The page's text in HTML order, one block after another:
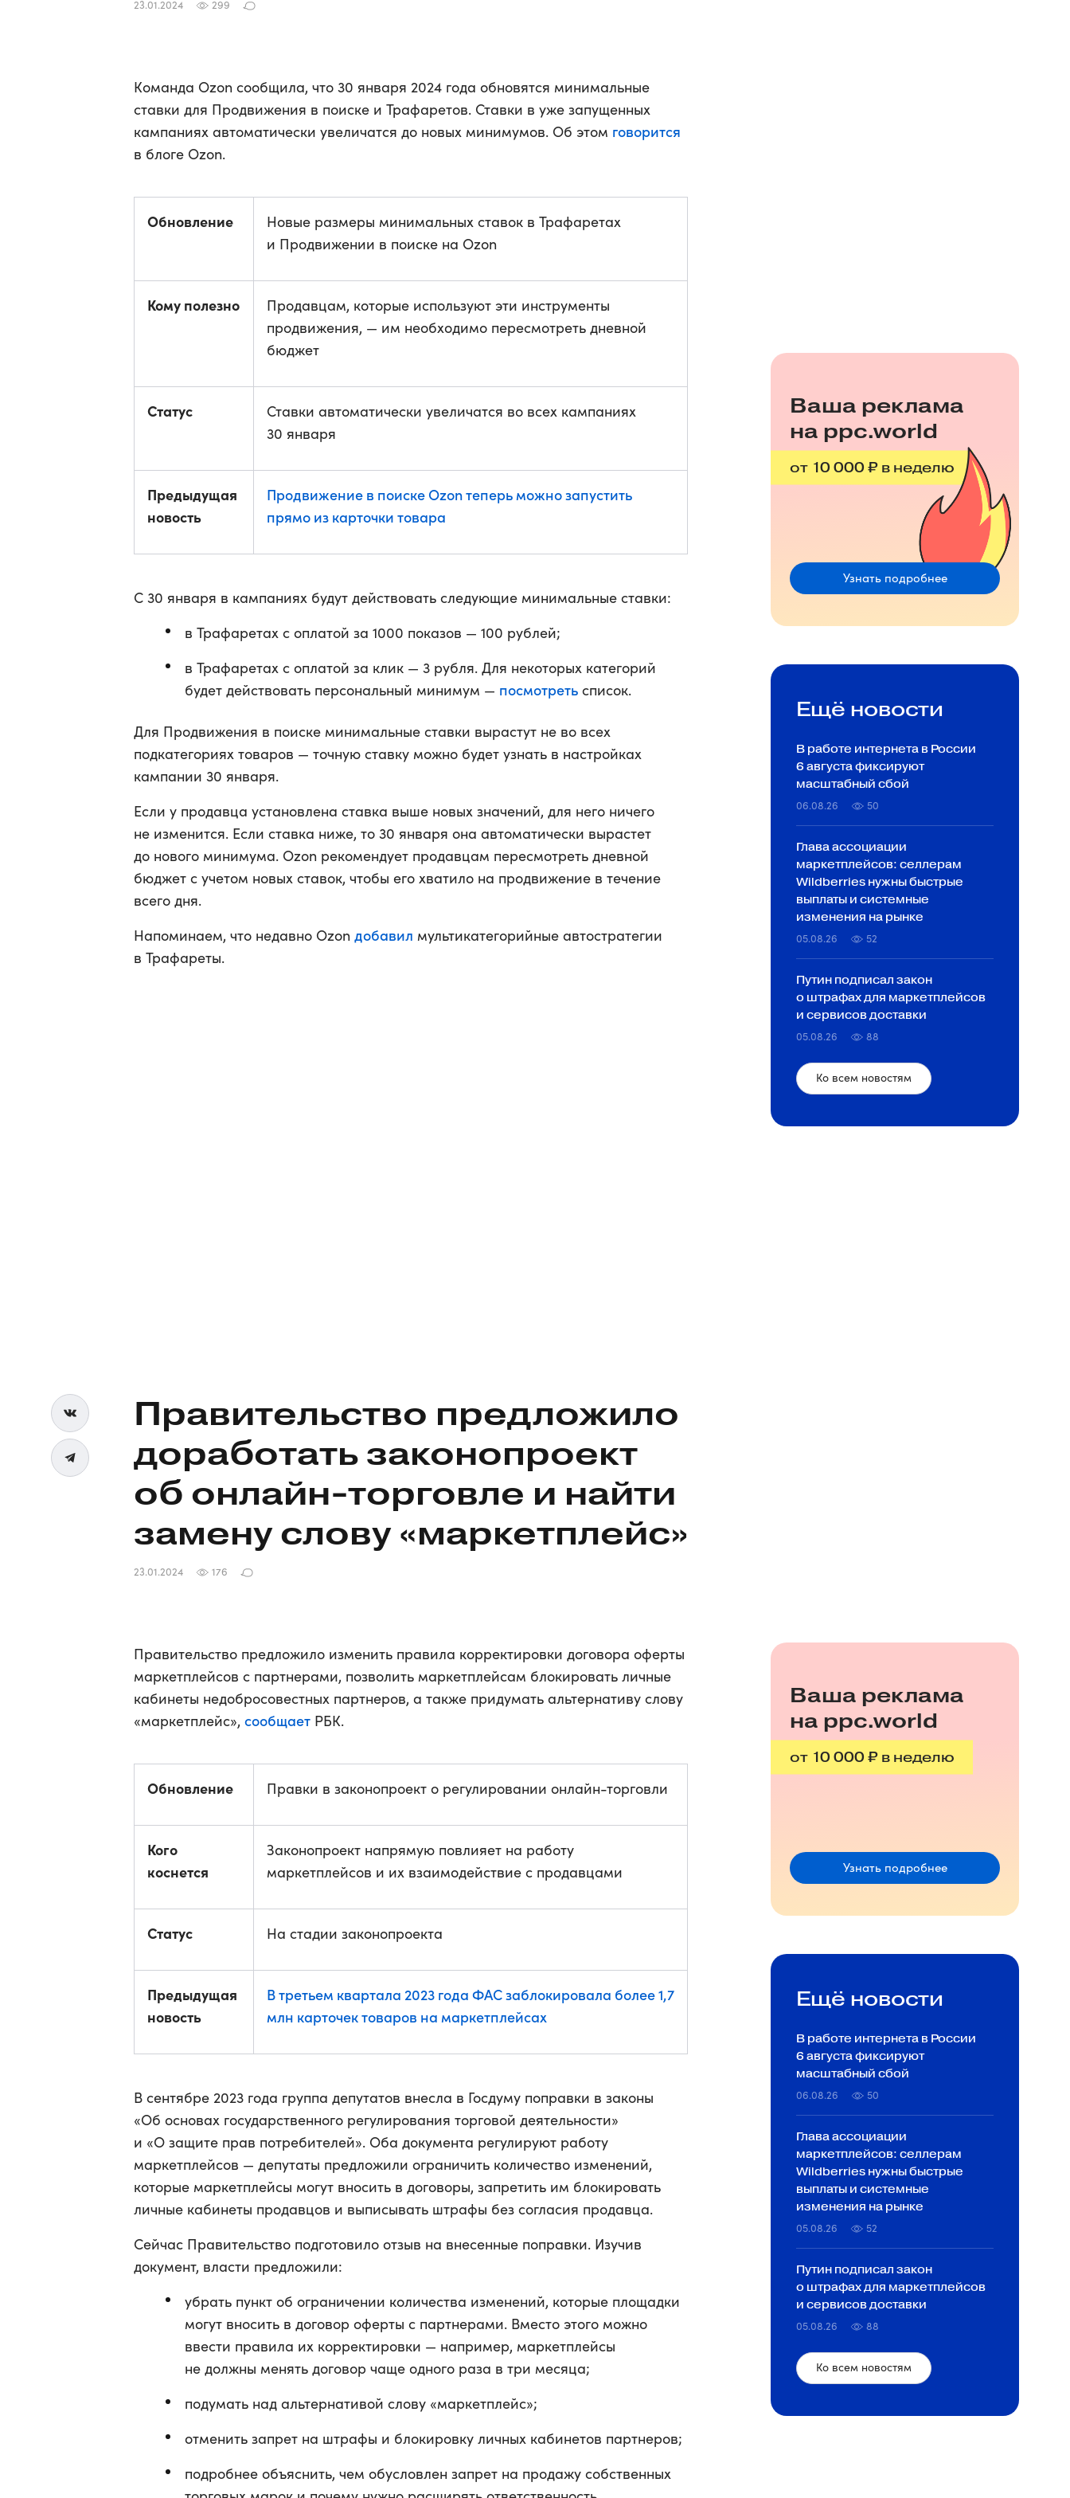
23.01.2024 299
Команда Ozon сообщила, что 30 января 2024 года обновятся минимальные
ставки для Продвижения в поиске и Трафаретов. Ставки в уже запущенных
кампаниях автоматически увеличатся до новых минимумов. Об этом говорится
в блоге Ozon.
Обновление
Новые размеры минимальных ставок в Трафаретах
и Продвижении в поиске на Ozon
Кому полезно
Продавцам, которые используют эти инструменты
продвижения, — им необходимо пересмотреть дневной
бюджет
Статус
Ставки автоматически увеличатся во всех кампаниях
30 января
Предыдущая
новость
Продвижение в поиске Ozon теперь можно запустить
прямо из карточки товара
С 30 января в кампаниях будут действовать следующие минимальные ставки:
в Трафаретах с оплатой за 1000 показов — 100 рублей;
в Трафаретах с оплатой за клик — 3 рубля. Для некоторых категорий
будет действовать персональный минимум — посмотреть список.
Для Продвижения в поиске минимальные ставки вырастут не во всех
подкатегориях товаров — точную ставку можно будет узнать в настройках
кампании 30 января.
Если у продавца установлена ставка выше новых значений, для него ничего
не изменится. Если ставка ниже, то 30 января она автоматически вырастет
до нового минимума. Ozon рекомендует продавцам пересмотреть дневной
бюджет с учетом новых ставок, чтобы его хватило на продвижение в течение
всего дня.
Напоминаем, что недавно Ozon добавил мультикатегорийные автостратегии
в Трафареты.
Ваша реклама
на ppc.world
от 10 000 ₽ в неделю
Узнать подробнее
Ещё новости
В работе интернета в России
6 августа фиксируют
масштабный сбой
06.08.26 50
Глава ассоциации
маркетплейсов: селлерам
Wildberries нужны быстрые
выплаты и системные
изменения на рынке
05.08.26 52
Путин подписал закон
о штрафах для маркетплейсов
и сервисов доставки
05.08.26 88
Ко всем новостям
Правительство предложило
доработать законопроект
об онлайн-торговле и найти
замену слову «маркетплейс»
23.01.2024 176
Правительство предложило изменить правила корректировки договора оферты
маркетплейсов с партнерами, позволить маркетплейсам блокировать личные
кабинеты недобросовестных партнеров, а также придумать альтернативу слову
«маркетплейс», сообщает РБК.
Обновление Правки в законопроект о регулировании онлайн-торговли
Кого
коснется
Законопроект напрямую повлияет на работу
маркетплейсов и их взаимодействие с продавцами
Статус На стадии законопроекта
Предыдущая
новость
В третьем квартала 2023 года ФАС заблокировала более 1,7
млн карточек товаров на маркетплейсах
В сентябре 2023 года группа депутатов внесла в Госдуму поправки в законы
«Об основах государственного регулирования торговой деятельности»
и «О защите прав потребителей». Оба документа регулируют работу
маркетплейсов — депутаты предложили ограничить количество изменений,
которые маркетплейсы могут вносить в договоры, запретить им блокировать
личные кабинеты продавцов и выписывать штрафы без согласия продавца.
Сейчас Правительство подготовило отзыв на внесенные поправки. Изучив
документ, власти предложили:
убрать пункт об ограничении количества изменений, которые площадки
могут вносить в договор оферты с партнерами. Вместо этого можно
ввести правила их корректировки — например, маркетплейсы
не должны менять договор чаще одного раза в три месяца;
подумать над альтернативой слову «маркетплейс»;
отменить запрет на штрафы и блокировку личных кабинетов партнеров;
подробнее объяснить, чем обусловлен запрет на продажу собственных
Ваша реклама
на ppc.world
от 10 000 ₽ в неделю
Узнать подробнее
Ещё новости
В работе интернета в России
6 августа фиксируют
масштабный сбой
06.08.26 50
Глава ассоциации
маркетплейсов: селлерам
Wildberries нужны быстрые
выплаты и системные
изменения на рынке
05.08.26 52
Путин подписал закон
о штрафах для маркетплейсов
и сервисов доставки
05.08.26 88
Ко всем новостям